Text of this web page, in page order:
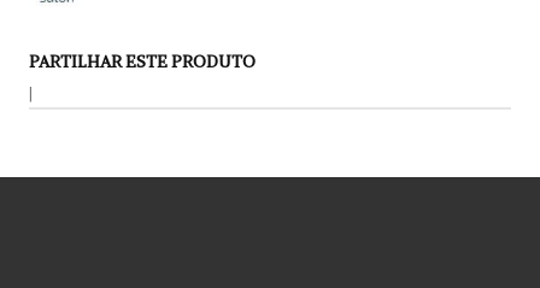
PARTILHAR ESTE PRODUTO
|